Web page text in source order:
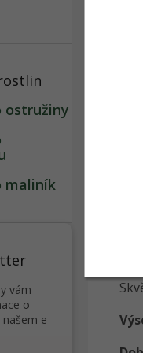
ostružiny
maliník
vám
o
e-